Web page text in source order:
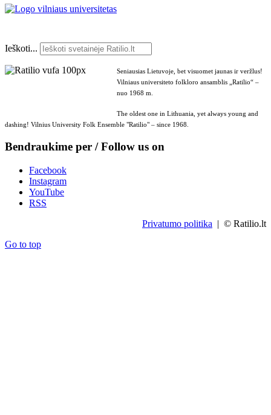
Ieškoti...
Seniausias Lietuvoje, bet visuomet jaunas ir veržlus!
Vilniaus universiteto folkloro ansamblis „Ratilio“ –
nuo 1968 m.
The oldest one in Lithuania, yet always young and
dashing! Vilnius University Folk Ensemble "Ratilio" – since 1968.
Bendraukime per / Follow us on
Facebook
Instagram
YouTube
RSS
Privatumo politika | © Ratilio.lt
Go to top